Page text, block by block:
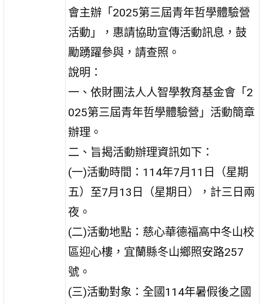
會主辦「2025第三屆青年哲學體驗營
活動」，惠請協助宣傳活動訊息，鼓
勵踴躍參與，請查照。
說明：
一、依財團法人人智學教育基金會「2
025第三屆青年哲學體驗營」活動簡章
辦理。
二、旨揭活動辦理資訊如下：
(一)活動時間：114年7月11日（星期
五）至7月13日（星期日），計三日兩
夜。
(二)活動地點：慈心華德福高中冬山校
區迎心樓，宜蘭縣冬山鄉照安路257
號。
(三)活動對象：全國114年暑假後之國